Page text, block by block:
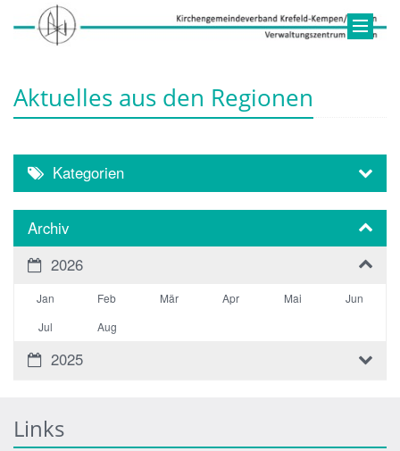
Aktuelles aus den Regionen
Kategorien
Archiv
2026
Jan Feb Mär Apr Mai
Jun
Jul
Aug
2025
Links